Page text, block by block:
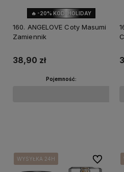
🔥 -20% KOD: HOLIDAY
160. ANGELOVE Coty Masumi
Zamiennik
38,90 zł
Pojemność:
WYSYŁKA 24H
WYSYŁKA 24H
WYSYŁKA 24H
WYSYŁKA 24H Do